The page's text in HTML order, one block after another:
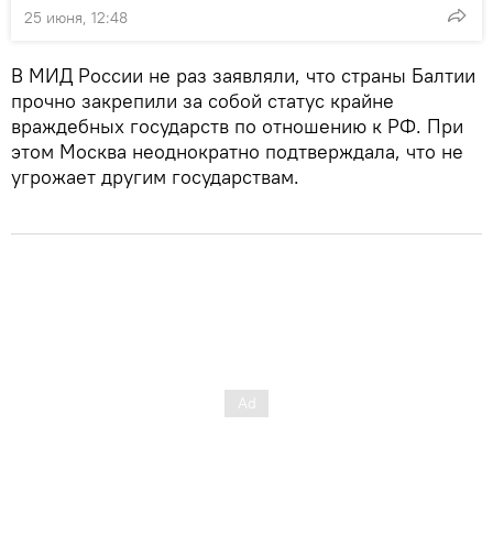
25 июня, 12:48
В МИД России не раз заявляли, что страны Балтии
прочно закрепили за собой статус крайне
враждебных государств по отношению к РФ. При
этом Москва неоднократно подтверждала, что не
угрожает другим государствам.